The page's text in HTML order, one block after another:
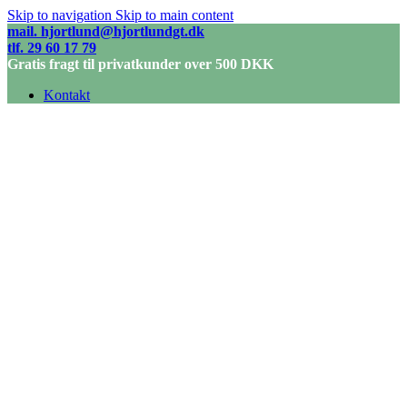
Skip to navigation Skip to main content
mail. hjortlund@hjortlundgt.dk
tlf. 29 60 17 79
Gratis fragt til privatkunder over 500 DKK
Kontakt